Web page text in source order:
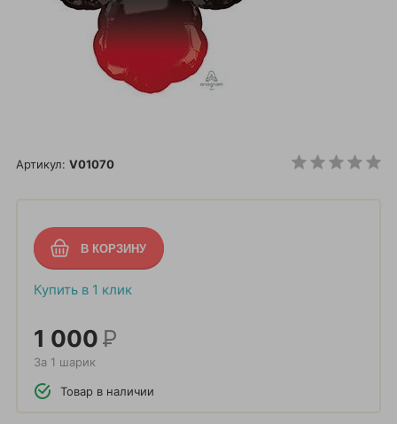
Артикул: V01070
Купить в 1 клик
1 000Р
За 1 шарик
Товар в наличии